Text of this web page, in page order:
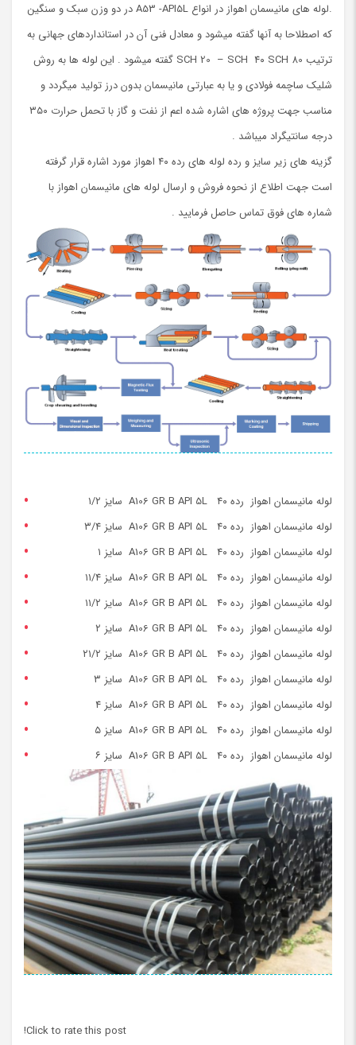
.لوله های مانیسمان اهواز در انواع A53 -API5L در دو وزن سبک و سنگین
که اصطلاحا به آنها گفته میشود و معادل فنی آن در استانداردهای جهانی به
ترتیب SCH 20 – SCH ۴۰ SCH 80 گفته میشود . این لوله ها به روش
شلیک ساچمه فولادی و یا به عبارتی مانیسمان بدون درز تولید میگردد و
مناسب جهت پروژه های اشاره شده اعم از نفت و گاز با تحمل حرارت ۳۵۰
درجه سانتیگراد میباشد .
گزینه های زیر سایز و رده لوله های رده ۴۰ اهواز مورد اشاره قرار گرفته
است جهت اطلاع از نحوه فروش و ارسال لوله های مانیسمان اهواز با
شماره های فوق تماس حاصل فرمایید .
لوله مانیسمان اهواز رده ۴۰ A106 GR B API 5L سایز ۱/۲
لوله مانیسمان اهواز رده ۴۰ A106 GR B API 5L سایز ۳/۴
لوله مانیسمان اهواز رده ۴۰ A106 GR B API 5L سایز ۱
لوله مانیسمان اهواز رده ۴۰ A106 GR B API 5L سایز ۱۱/۴
لوله مانیسمان اهواز رده ۴۰ A106 GR B API 5L سایز ۱۱/۲
لوله مانیسمان اهواز رده ۴۰ A106 GR B API 5L سایز ۲
لوله مانیسمان اهواز رده ۴۰ A106 GR B API 5L سایز ۲۱/۲
لوله مانیسمان اهواز رده ۴۰ A106 GR B API 5L سایز ۳
لوله مانیسمان اهواز رده ۴۰ A106 GR B API 5L سایز ۴
لوله مانیسمان اهواز رده ۴۰ A106 GR B API 5L سایز ۵
لوله مانیسمان اهواز رده ۴۰ A106 GR B API 5L سایز ۶
Click to rate this post!